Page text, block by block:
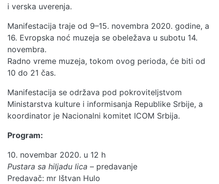
i verska uverenja.
Manifestacija traje od 9–15. novembra 2020. godine, a
16. Evropska noć muzeja se obeležava u subotu 14.
novembra.
Radno vreme muzeja, tokom ovog perioda, će biti od
10 do 21 čas.
Manifestacija se održava pod pokroviteljstvom
Ministarstva kulture i informisanja Republike Srbije, a
koordinator je Nacionalni komitet ICOM Srbija.
Program:
10. novembar 2020. u 12 h
Pustara sa hiljadu lica – predavanje
Predavač: mr Ištvan Hulo